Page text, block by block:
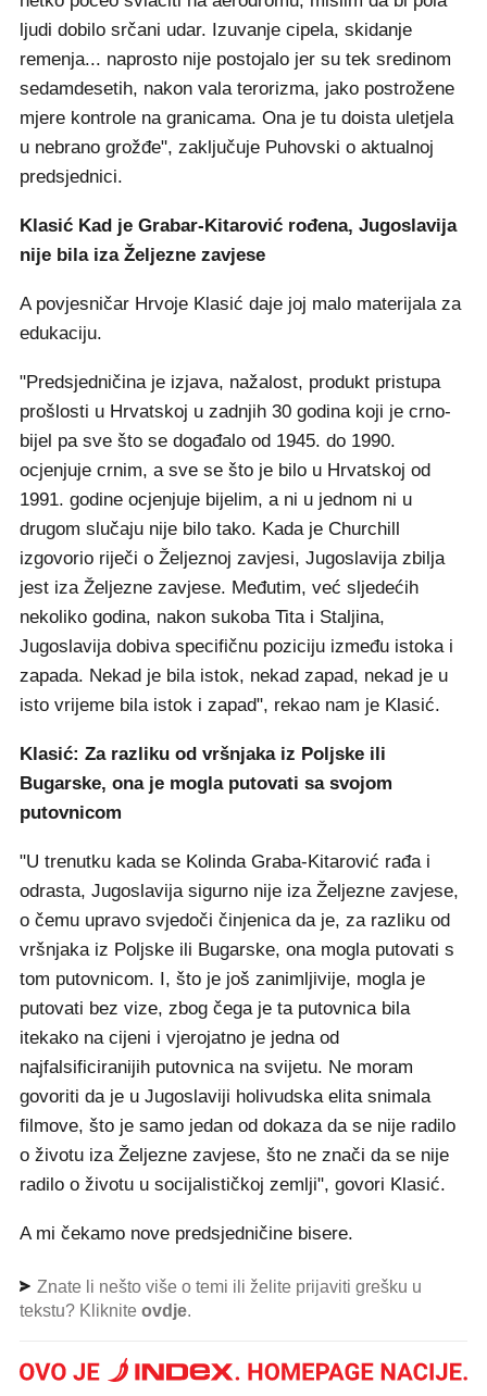
ljudi dobilo srčani udar. Izuvanje cipela, skidanje
remenja... naprosto nije postojalo jer su tek sredinom
sedamdesetih, nakon vala terorizma, jako postrožene
mjere kontrole na granicama. Ona je tu doista uletjela
u nebrano grožđe", zaključuje Puhovski o aktualnoj
predsjednici.
Klasić Kad je Grabar-Kitarović rođena, Jugoslavija
nije bila iza Željezne zavjese
A povjesničar Hrvoje Klasić daje joj malo materijala za
edukaciju.
"Predsjedničina je izjava, nažalost, produkt pristupa
prošlosti u Hrvatskoj u zadnjih 30 godina koji je crno-
bijel pa sve što se događalo od 1945. do 1990.
ocjenjuje crnim, a sve se što je bilo u Hrvatskoj od
1991. godine ocjenjuje bijelim, a ni u jednom ni u
drugom slučaju nije bilo tako. Kada je Churchill
izgovorio riječi o Željeznoj zavjesi, Jugoslavija zbilja
jest iza Željezne zavjese. Međutim, već sljedećih
nekoliko godina, nakon sukoba Tita i Staljina,
Jugoslavija dobiva specifičnu poziciju između istoka i
zapada. Nekad je bila istok, nekad zapad, nekad je u
isto vrijeme bila istok i zapad", rekao nam je Klasić.
Klasić: Za razliku od vršnjaka iz Poljske ili
Bugarske, ona je mogla putovati sa svojom
putovnicom
"U trenutku kada se Kolinda Graba-Kitarović rađa i
odrasta, Jugoslavija sigurno nije iza Željezne zavjese,
o čemu upravo svjedoči činjenica da je, za razliku od
vršnjaka iz Poljske ili Bugarske, ona mogla putovati s
tom putovnicom. I, što je još zanimljivije, mogla je
putovati bez vize, zbog čega je ta putovnica bila
itekako na cijeni i vjerojatno je jedna od
najfalsificiranijih putovnica na svijetu. Ne moram
govoriti da je u Jugoslaviji holivudska elita snimala
filmove, što je samo jedan od dokaza da se nije radilo
o životu iza Željezne zavjese, što ne znači da se nije
radilo o životu u socijalističkoj zemlji", govori Klasić.
A mi čekamo nove predsjedničine bisere.
Znate li nešto više o temi ili želite prijaviti grešku u
tekstu? Kliknite ovdje.